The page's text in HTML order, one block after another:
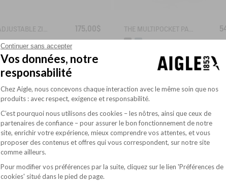
2-IN-1 ADJUSTABLE ZIPPED SKIRT DRY FAST TEXTILE® 175,00$ THE MULTIPOCKET PANTS AIGLE EXPERIENCE BY ÉTUDES
Continuer sans accepter
Vos données, notre
responsabilité
Plateforme de Gestion du Consentement :
Chez Aigle, nous concevons chaque interaction avec le même soin que nos
produits : avec respect, exigence et responsabilité.
C’est pourquoi nous utilisons des cookies – les nôtres, ainsi que ceux de
partenaires de confiance – pour assurer le bon fonctionnement de notre
site, enrichir votre expérience, mieux comprendre vos attentes, et vous
proposer des contenus et offres qui vous correspondent, sur notre site
comme ailleurs.
Pour modifier vos préférences par la suite, cliquez sur le lien 'Préférences de
cookies' situé dans le pied de page.
Axeptio consent